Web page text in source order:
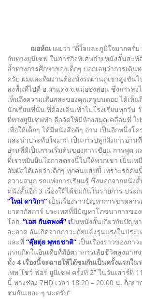
ฌอห์ณ เผยว่า “ดีใจและภูมิใจมากครั
กับทางยูนิเซฟ ในภารกิจพิเศษถ่ายหนังสั้นสะ
ล้ำทางการศึกษาของเด็กๆ บอกเลยว่าการเดิน
ครับ ผมและทีมงานต้องนั่งรถผ่านภูเขาสูงชันไ
ลงพื้นที่ไปที่ อ.ผาแดง จ.แม่ฮ่องสอน ซึ่งการลง
เห็นถึงความเสียสละของคุณครูบนดอย ได้เห็น
นักเรียนที่นั่น ที่ต้องเดินเท้าไปโรงเรียนทุกวัน
ที่ทางยูนิเซฟทำ คือจัดให้มีห้องสมุดเคลื่อนที่ ไ
เพื่อให้เด็กๆ ได้มีหนังสือดีๆ อ่าน เป็นอีกหนึ่งโ
และน่าประทับใจมาก เป็นการปลูกฝังการอ่าน
อ่านที่ดีเป็นการเริ่มต้นของการเขียน การพูด
ที่เราหยิบยื่นโอกาสตรงนี้ไปให้พวกเขา เป็นเ
สัมผัสได้เลยว่าเด็กๆ ทุกคนแฮบปี้ เพราะรถคัน
ความสนุก รถแห่งการเรียนรู้ ซึ่งนอกจากหนังสั้
หนังสั้นอีก 3 เรื่องให้ได้ชมกันในรายการ ประ
“ใหม่ ดาวิกา” เป็นเรื่องราวปัญหาการขาดสา
มาดากัสการ์ ประเทศที่มีปัญหาโภชนาการขอ
โลก, “เอส กันตพงศ์” เป็นหนังสั้นเกี่ยวกับปัญห
สะอาด อันเกิดจากภาวะภัยแล้งรุนแรงในประ
และพี่ “ตุ๊ยตุ่ย พุทธชาติ” เป็นเรื่องราวของภา
แรกเกิดในอินเดียที่มีอัตราการเสียชีวิตสูงมา
ทั้ง 4 เรื่องนี้จะฉายให้ได้ชมกันเป็นครั้งแรกใน
เพท โชว์ ฟอร์ ยูนิเซฟ ครั้งที่ 2” ในวันเสาร์ที่
นี้ ทางช่อง 7HD เวลา 18.20 – 20.00 น. ก็อย
ชมกันเยอะ ๆ นะครับ”